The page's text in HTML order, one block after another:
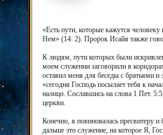
«Есть пути, которые кажутся
Нем» (14: 2). Пророк Исайя также
К людям, пути которых были
моем служении заговорили в
оставил меня для беседы с братьями
«сегодня Господь посылает тебя к
налицо. Сославшись на слова 1 Пет.
церкви.
Конечно, я повиновалась пресвитеру
дальше это служение, на которое Я,